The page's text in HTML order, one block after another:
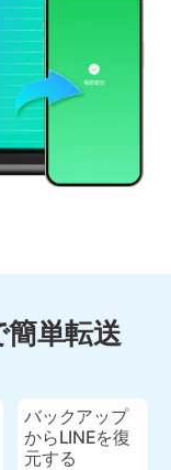
単転送
バックアップ
からLINEを復
元する